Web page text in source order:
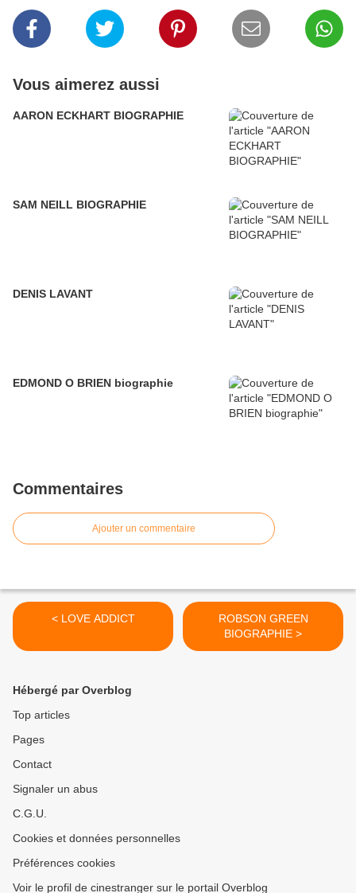
Vous aimerez aussi
AARON ECKHART BIOGRAPHIE
SAM NEILL BIOGRAPHIE
DENIS LAVANT
EDMOND O BRIEN biographie
Commentaires
Ajouter un commentaire
< LOVE ADDICT
ROBSON GREEN
BIOGRAPHIE >
Hébergé par Overblog
Top articles
Pages
Contact
Signaler un abus
C.G.U.
Cookies et données personnelles
Préférences cookies
Voir le profil de cinestranger sur le portail Overblog